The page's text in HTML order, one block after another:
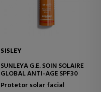
SISLEY
SUNLEYA G.E. SOIN SOLAIRE
GLOBAL ANTI-AGE SPF30
Protetor solar facial